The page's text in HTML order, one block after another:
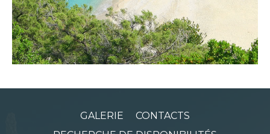
GALERIE
CONTACTS